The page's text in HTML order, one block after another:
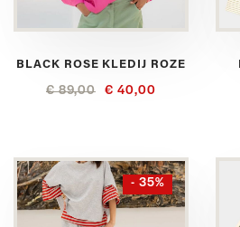
BLACK ROSE KLEDIJ ROZE
€ 89,00 € 40,00
- 35%